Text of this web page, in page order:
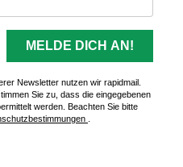
MELDE DICH AN!
Newsletter nutzen wir rapidmail.
Sie zu, dass die eingegebenen
werden. Beachten Sie bitte